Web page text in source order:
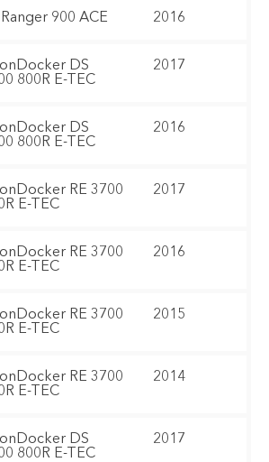
900 ACE 2016
DS
800R E-TEC
2017
DS
800R E-TEC
2016
RE 3700
E-TEC
2017
RE 3700
E-TEC
2016
RE 3700
E-TEC
2015
RE 3700
E-TEC
2014
DS
800R E-TEC
2017